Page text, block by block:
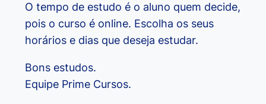
O tempo de estudo é o aluno quem decide,
pois o curso é online. Escolha os seus
horários e dias que deseja estudar.
Bons estudos.
Equipe Prime Cursos.